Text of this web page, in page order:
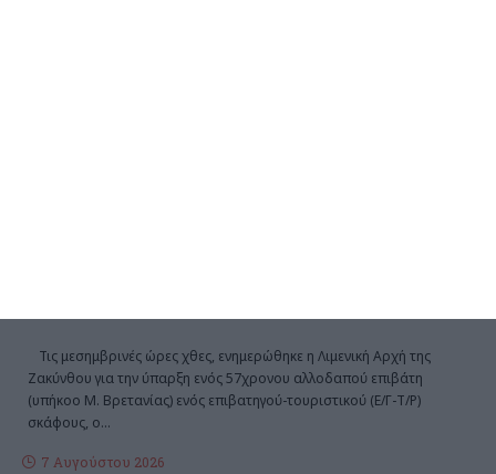
Τις μεσημβρινές ώρες χθες, ενημερώθηκε η Λιμενική Αρχή της
Ζακύνθου για την ύπαρξη ενός 57χρονου αλλοδαπού επιβάτη
(υπήκοο Μ. Βρετανίας) ενός επιβατηγού-τουριστικού (Ε/Γ-Τ/Ρ)
σκάφους, ο…
7 Αυγούστου 2026